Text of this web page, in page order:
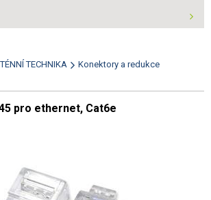
TECHNIKA
Konektory a redukce
pro ethernet, Cat6e